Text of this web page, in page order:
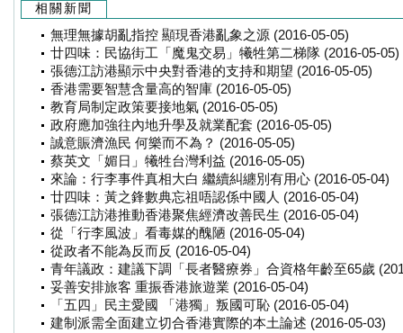
相關新聞
無理無據胡亂指控 顯現香港亂象之源 (2016-05-05)
廿四味：民協街工「魔鬼交易」犧牲第二梯隊 (2016-05-05)
張德江訪港顯示中央對香港的支持和期望 (2016-05-05)
香港需要智慧含量高的智庫 (2016-05-05)
教育局制定政策要接地氣 (2016-05-05)
政府應加強往內地升學及就業配套 (2016-05-05)
誠意賑濟漁民 何樂而不為？ (2016-05-05)
蔡英文「媚日」犧牲台灣利益 (2016-05-05)
來論：行李事件真相大白 繼續糾纏別有用心 (2016-05-04)
廿四味：黃之鋒數典忘祖唔認係中國人 (2016-05-04)
張德江訪港推動香港聚焦經濟改善民生 (2016-05-04)
從「行李風波」看毒媒的醜陋 (2016-05-04)
從政者不能為反而反 (2016-05-04)
青年議政：建議下調「長者醫療券」合資格年齡至65歲
妥善安排旅客 重振香港旅遊業 (2016-05-04)
「五四」民主愛國 「港獨」叛國可恥 (2016-05-04)
建制派需全面建立切合香港實際的本土論述 (2016-05-03)